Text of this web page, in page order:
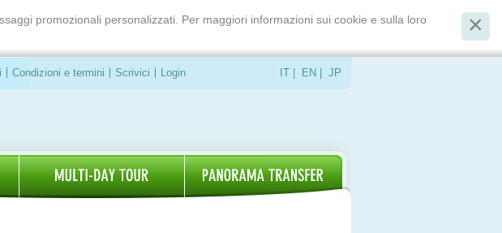
promozionali personalizzati. Per maggiori informazioni sui cookie e sulla loro
Condizioni e termini Scrivici Login IT| EN JP